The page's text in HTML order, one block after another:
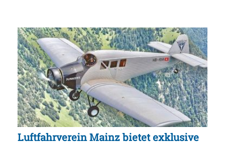
Luftfahrverein Mainz bietet exklusive